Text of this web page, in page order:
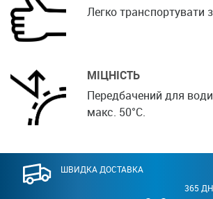
Легко транспортувати
МІЦНІСТЬ
Передбачений для
макс. 50°C.
ШВИДКА ДОСТАВКА
365